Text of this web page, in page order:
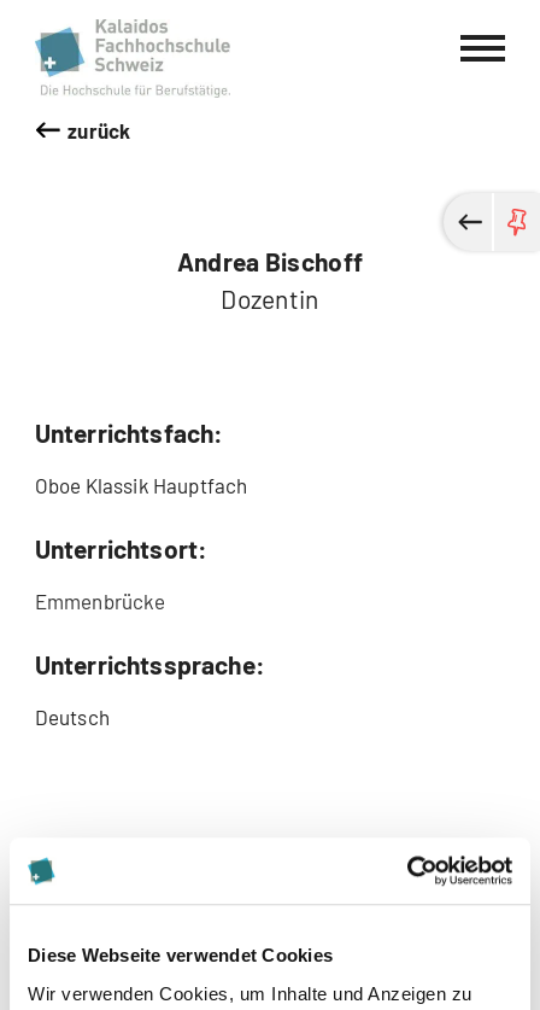
Diese Webseite verwendet Cookies
Wir verwenden Cookies, um Inhalte und Anzeigen zu
Kalaidos Fachhochschule Schweiz
zurück
Andrea Bischoff
Dozentin
Unterrichtsfach:
Oboe Klassik Hauptfach
Unterrichtsort:
Emmenbrücke
Unterrichtssprache:
Deutsch